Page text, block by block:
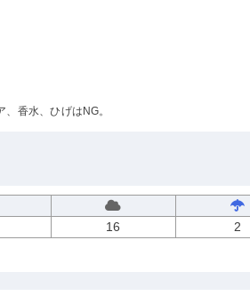
香水、ひげはNG。
16 2